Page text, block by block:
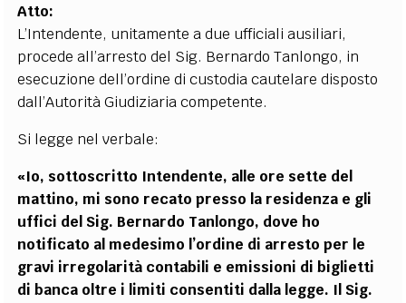
Atto:
L’Intendente, unitamente a due ufficiali ausiliari,
procede all’arresto del Sig. Bernardo Tanlongo, in
esecuzione dell’ordine di custodia cautelare disposto
dall’Autorità Giudiziaria competente.
Si legge nel verbale:
«Io, sottoscritto Intendente, alle ore sette del
mattino, mi sono recato presso la residenza e gli
uffici del Sig. Bernardo Tanlongo, dove ho
notificato al medesimo l’ordine di arresto per le
gravi irregolarità contabili e emissioni di biglietti
di banca oltre i limiti consentiti dalla legge. Il Sig.